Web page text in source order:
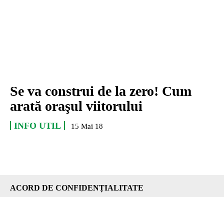
Se va construi de la zero! Cum
arată oraşul viitorului
INFO UTIL 15 Mai 18
ACORD DE CONFIDENȚIALITATE